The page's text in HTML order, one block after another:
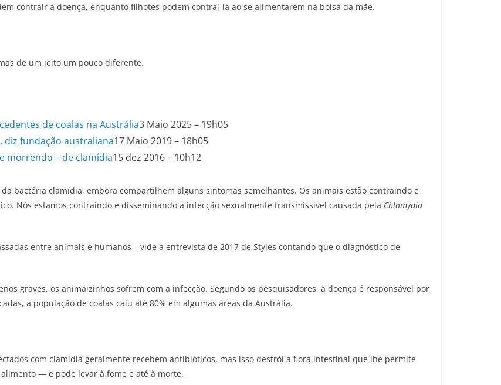
contrair a doença, enquanto filhotes podem contraí-la ao se alimentarem na bolsa da mãe.
de um jeito um pouco diferente.
de coalas na Austrália3 Maio 2025 – 19h05
diz fundação australiana17 Maio 2019 – 18h05
morrendo – de clamídia15 dez 2016 – 10h12
bactéria clamídia, embora compartilhem alguns sintomas semelhantes. Os animais estão contraindo e
Nós estamos contraindo e disseminando a infecção sexualmente transmissível causada pela Chlamydia
entre animais e humanos – vide a entrevista de 2017 de Styles contando que o diagnóstico de
graves, os animaizinhos sofrem com a infecção. Segundo os pesquisadores, a doença é responsável por
a população de coalas caiu até 80% em algumas áreas da Austrália.
com clamídia geralmente recebem antibióticos, mas isso destrói a flora intestinal que lhe permite
— e pode levar à fome e até à morte.